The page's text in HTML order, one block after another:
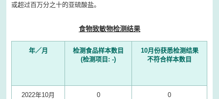
或超过百万分之十的亚硫酸盐。
食物致敏物检测结果
年／月
检测食品样本数目
(检测项目: -)
10月份获悉检测结果
不符合样本数目
2022年10月 0 0